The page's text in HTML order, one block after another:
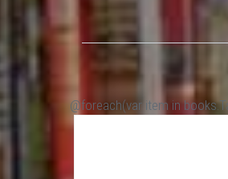
@foreach(var item in